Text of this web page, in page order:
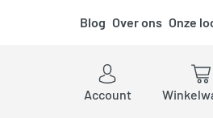
Blog Over ons Onze
Account